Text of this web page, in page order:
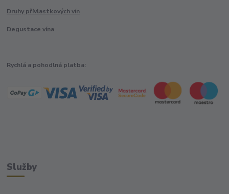
Druhy přívlastkových vín
Degustace vína
Rychlá a pohodlná platba:
Služby